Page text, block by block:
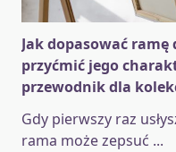
Jak dopasować ramę
przyćmić jego
przewodnik dla
Gdy pierwszy raz
rama może zepsuć ...